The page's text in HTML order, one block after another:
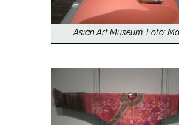
Asian Art Museum. Foto: